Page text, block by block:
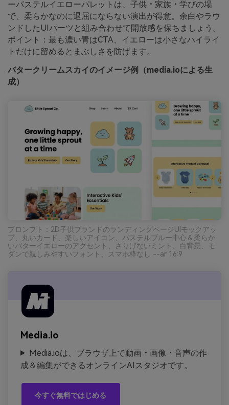
ーパステルイエローパレットは、子供・家族・学びの場
で、柔らかなのに退屈にならない演出が得意。余白やラウ
ンドしたUIパーツと組み合わせて開放感を保ちましょう。
ポイント：最も濃い青はCTA、イエローは小さなハイライ
トだけに留めるとまぶしさを防げます。
バタークリームスカイのイメージ例（media.ioによる生
成）
プロンプト：2D子供ブランドのランディングページUIモックアッ
プ、丸いカード、楽しいアイコン、パステルブルー中心＆柔らか
いバターイエローのアクセント、さりげないミント、白背景、モ
ダンで親しみやすいフォント、スマホ枠なし --ar 16:9
Media.io
Media.ioは、ブラウザ上で動画・画像・音声の作
成＆編集ができるオンラインAIスタジオです。
今すぐ無料ではじめる